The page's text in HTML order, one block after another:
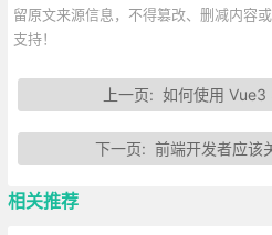
留原文来源信息，不得篡改、删减内容
支持！
上一页: 如何使用 Vue3
下一页: 前端开发者应该
相关推荐